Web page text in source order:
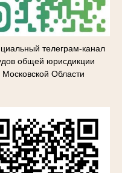
телеграм-канал
общей юрисдикции
Московской Области